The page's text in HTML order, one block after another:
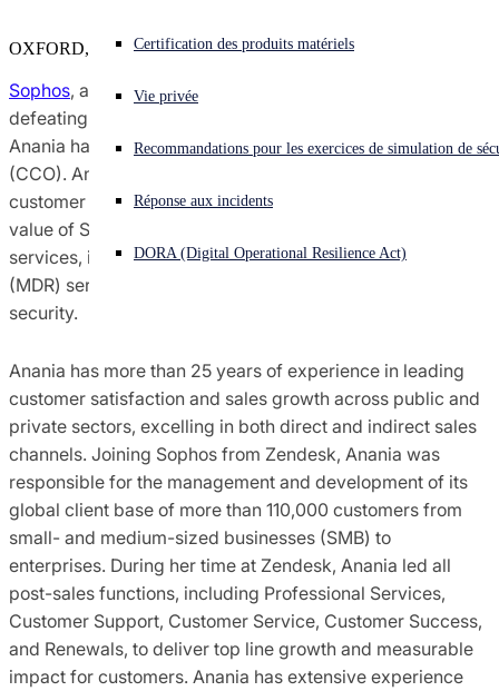
Vous subissez une cyberattaque ? Obtenez une aide immédiate.
Se connecter
Open search
Français Open language switcher
Certification des produits matériels
Vie privée
Recommandations pour les exercices de simulation de
Réponse aux incidents
DORA (Digital Operational Resilience Act)
Récompenses et évaluations
Contacts Presse
OXFORD, U.K.
Sophos, a global leader of innovative security solutions for
defeating cyberattacks, today announced that Teresa
Anania has joined the company as Chief Customer Officer
(CCO). Anania will play a key role in accelerating Sophos’
customer and partner success initiatives to maximize
value of Sophos’ portfolio of cybersecurity solutions and
services, includingManaged Detection and Response
(MDR) services and
security.
Anania has more than 25 years of experience in leading
customer satisfaction and sales growth across public and
private sectors, excelling in both direct and indirect sales
channels. Joining Sophos from Zendesk, Anania was
responsible for the management and development of its
global client base of more than 110,000 customers from
small- and medium-sized businesses (SMB) to
enterprises. During her time at Zendesk, Anania led all
post-sales functions, including Professional Services,
Customer Support, Customer Service, Customer Success,
and Renewals, to deliver top line growth and measurable
impact for customers. Anania has extensive experience